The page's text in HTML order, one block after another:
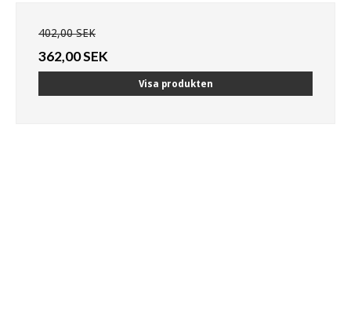
402,00 SEK
362,00 SEK
Visa produkten